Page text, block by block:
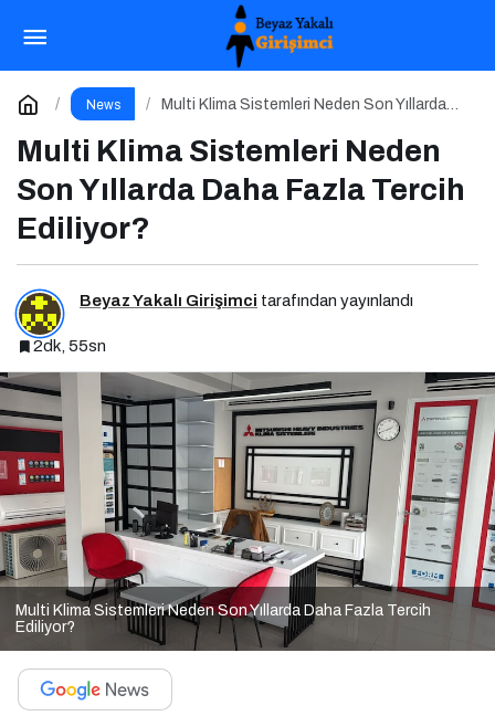
News
Multi Klima Sistemleri Neden Son Yıllarda
Multi Klima Sistemleri Neden
Son Yıllarda Daha Fazla Tercih
Ediliyor?
Beyaz Yakalı Girişimci tarafından yayınlandı
2dk, 55sn
Multi Klima Sistemleri Neden Son Yıllarda Daha Fazla Tercih
Ediliyor?
Çocuklarda Diş Çürüğü Kalbi Vurabilir mi?
Yorum Yap